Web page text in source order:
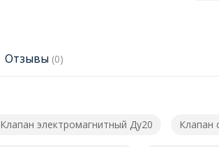
Отзывы (0)
Клапан электромагнитный Ду20 Клапан